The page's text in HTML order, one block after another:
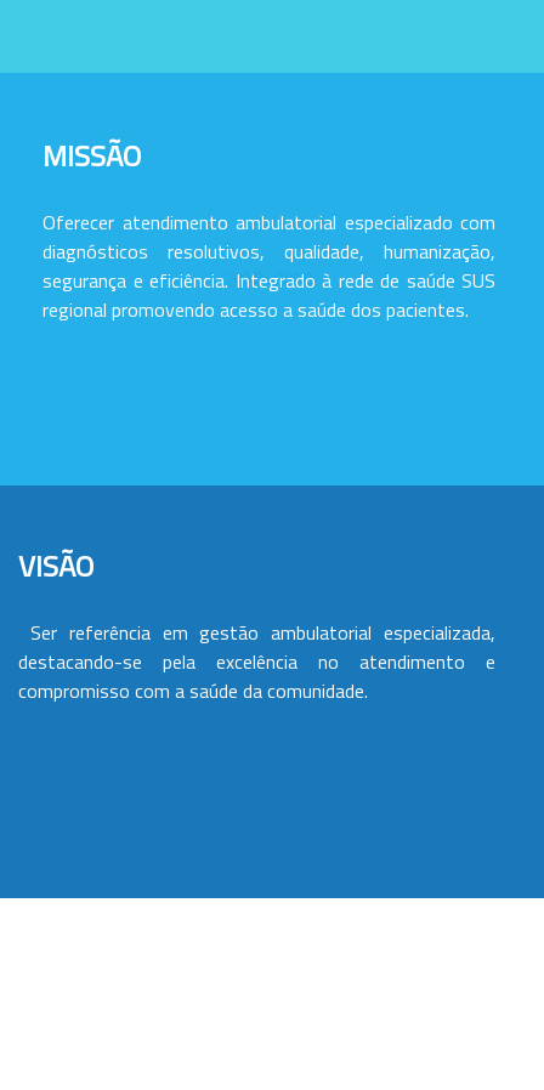
MISSÃO
Oferecer atendimento ambulatorial especializado com
diagnósticos resolutivos, qualidade, humanização,
segurança e eficiência. Integrado à rede de saúde SUS
regional promovendo acesso a saúde dos pacientes.
VISÃO
Ser referência em gestão ambulatorial especializada,
destacando-se pela excelência no atendimento e
compromisso com a saúde da comunidade.